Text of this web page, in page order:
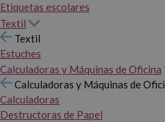
Etiquetas escolares
Textil
Textil
Estuches
Calculadoras y Máquinas de Oficina
Calculadoras y Máquinas de
Calculadoras
Destructoras de Papel